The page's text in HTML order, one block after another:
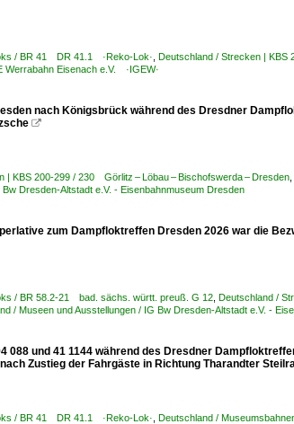
/ BR 41 DR 41.1 ·Reko-Lok· Deutschland / Strecken | KBS
Werrabahn Eisenach e.V. ·IGEW·
nach Königsbrück während des Dresdner

| KBS 200-299 / 230 Görlitz – Löbau – Bischofswerda – Dresden
Dresden-Altstadt e.V. - Eisenbahnmuseum Dresden
zum Dampfloktreffen Dresden 2026 war die
/ BR 58.2-21 bad. sächs. württ. preuß. G 12 Deutschland /
/ Museen und Ausstellungen / IG Bw Dresden-Altstadt e.V. -
088 und 41 1144 während des Dresdner
Zustieg der Fahrgäste in Richtung Tharandter
/ BR 41 DR 41.1 ·Reko-Lok· Deutschland /